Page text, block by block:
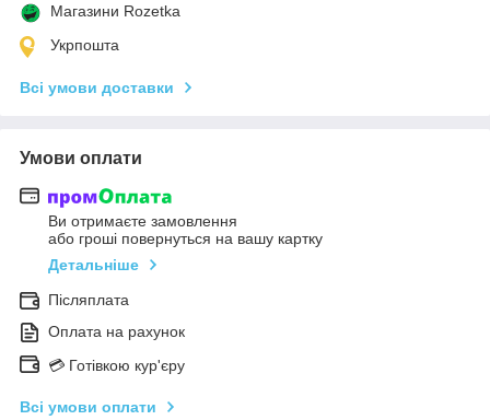
Магазини Rozetka
Укрпошта
Всі умови доставки
Умови оплати
Ви отримаєте замовлення
або гроші повернуться на вашу картку
Детальніше
Післяплата
Оплата на рахунок
💳 Готівкою кур'єру
Всі умови оплати